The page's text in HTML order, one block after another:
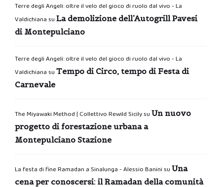
Terre degli Angeli: oltre il velo del gioco di ruolo dal vivo - La
Valdichiana su La demolizione dell’Autogrill Pavesi
di Montepulciano
Terre degli Angeli: oltre il velo del gioco di ruolo dal vivo - La
Valdichiana su Tempo di Circo, tempo di Festa di
Carnevale
The Miyawaki Method | Collettivo Rewild Sicilysu Un nuovo
progetto di forestazione urbana a
Montepulciano Stazione
La festa di fine Ramadan a Sinalunga - Alessio Banini su Una
cena per conoscersi: il Ramadan della comunità